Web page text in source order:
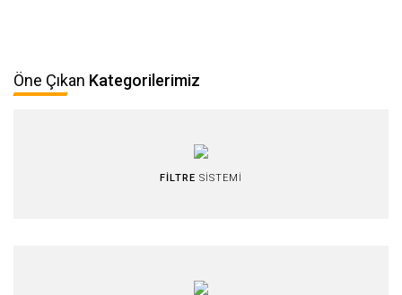
Öne Çıkan Kategorilerimiz
FİLTRE SİSTEMİ